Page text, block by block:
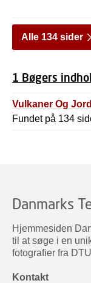
Alle 134 sider
1 Bøgers
Vulkaner Og
Fundet på 134
Danmarks
Hjemmesiden
til at søge i en
fotografier fra
Kontakt